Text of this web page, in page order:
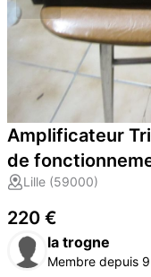
Amplificateur
de
Lille (59000)
220 €
la trogne
Membre depuis